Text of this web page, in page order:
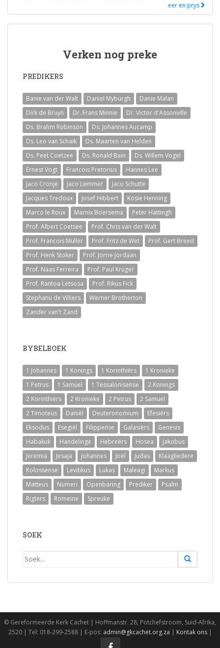
eer en prys
Verken nog preke
PREDIKERS
Banie van der Walt Daniel Myburgh
Danie Malan
Dirk de Bruyn
Dr. Frans Minnie
Dr. Victor d'Assonville
Ds. Brahm Robinson
Ds. Johannes Aucamp
Ds. Leo van Schaik
Ds. Maarten van Helden
Ds. Peet Coetzee
Ds. Ronald Bain
Ds. Willem Vogel
Ernest Vogt
Francois Pretorius
Hannes Lee
Jaco Cronje
Jaco Lemmer
Jaco Schutte
Jacques Tredoux
Josef Hibbert
Kosie Henning
Marco le Roux
Marnix Boersema
Peter Hattingh
Prof. Albert Coetsee
Prof. Chris van der Walt
Prof. Francois Muller
Prof. Fritz de Wet
Prof. Gert Breed
Prof. Henk Stoker
Prof. Jorrie Jordaan
Prof. Naas Ferreira
Prof. Paul Krüger
Prof. Rantoa Letsosa
Prof. Rikus Fick
Stephanu de Villiers
Werner Brotherton
Zander van't Zand
BYBELBOEK
1 Johannes 1 Konings 1 Korinthiërs
1 Kronieke
1 Petrus
1 Samuel 1 Tessalonisense
2 Konings
2 Korinthiërs
2 Kronieke 2 Petrus
2 Samuel
2 Timoteus
Daniël Deuteronomium
Efesiërs
Eksodus
Esegiël Filippense Galasiërs
Genesis
Habakuk
Handelinge Hebreërs Hosea
Jakobus
Jeremia
Jesaja Johannes Joël Judas
Klaagliedere
Kolossense
Levitikus Lukas Maleagi
Markus
Matteus
Numeri Openbaring Prediker
Psalm
Rigters
Romeine Spreuke
SOEK
© Gereformeerde Kerk Cachet | Hoffmanstr. 28, Potchefstroom, Suid-Afrika,
2520 | Tel: 018-299-2588 | E‑pos: admin@gkcachet.org.za | Kontak ons|